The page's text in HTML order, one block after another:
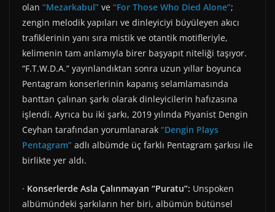
olan “Mezarkabul” ve “For Those Who Died Alone”;
zengin melodik yapıları ve dinleyiciyi büyüleyen akıcı
trafiklerinin yanı sıra mistik ve otantik motifleriyle,
kelimenin tam anlamıyla birer başyapıt niteliği taşıyor.
“F.T.W.D.A.” yayınlandıktan sonra uzun yıllar boyunca
Pentagram konserlerinin kapanış selamlamasında
banttan çalınan şarkı olarak dinleyicilerin hafızasına
işlendi. Ayrıca bu iki şarkı, 2019 yılında Piyanist Dengin
Ceyhan tarafından yorumlanarak “Dengin Plays
Pentagram” adlı albümde üç farklı Pentagram şarkısı ile
birlikte yer aldı.
· Konserlerde Asla Çalınmayan “Puratu”: Unspoken
albümündeki şarkıların her biri, albümün bütünsel